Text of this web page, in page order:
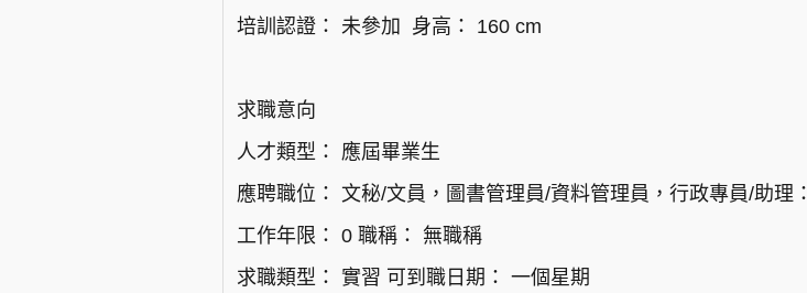
培訓認證： 未參加 身高： 160 cm
求職意向
人才類型： 應屆畢業生
應聘職位： 文秘/文員，圖書管理員/資料管理員，行政專員/助理：
工作年限： 0 職稱： 無職稱
求職類型： 實習 可到職日期： 一個星期